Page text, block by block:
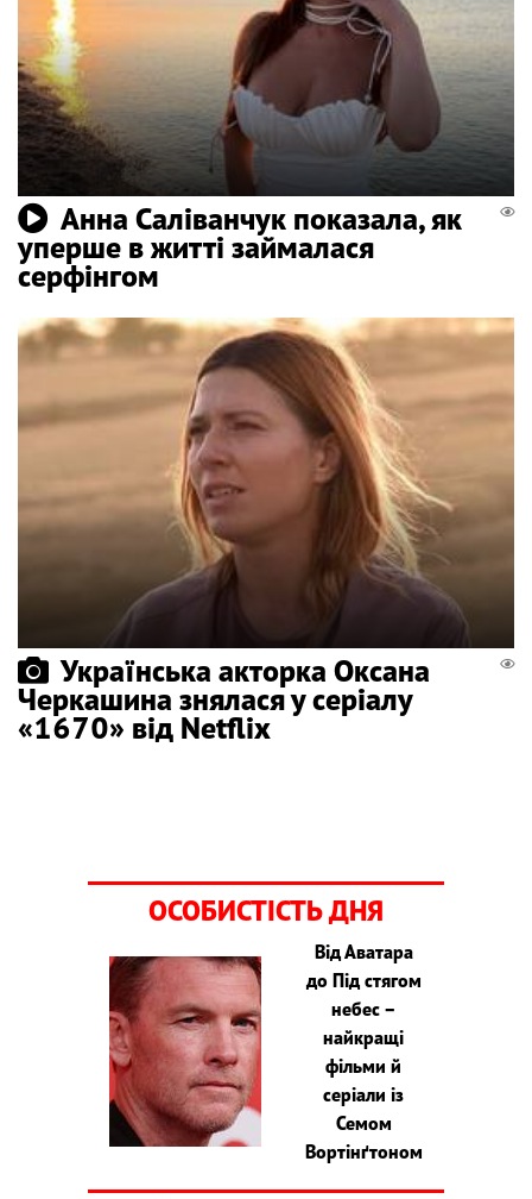
Анна Саліванчук показала, як
уперше в житті займалася
серфінгом
Українська акторка Оксана
Черкашина знялася у серіалу
«1670» від Netflix
ОСОБИСТІСТЬ ДНЯ
Від Аватара
до Під стягом
небес –
найкращі
фільми й
серіали із
Семом
Вортінґтоном